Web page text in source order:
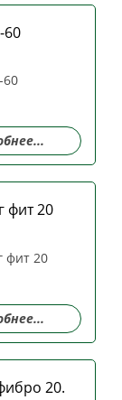
60
фит 20
20.